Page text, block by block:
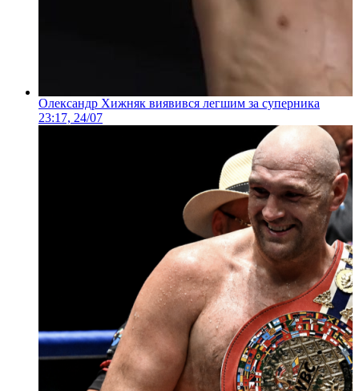
Олександр Хижняк виявився легшим за суперника
23:17, 24/07